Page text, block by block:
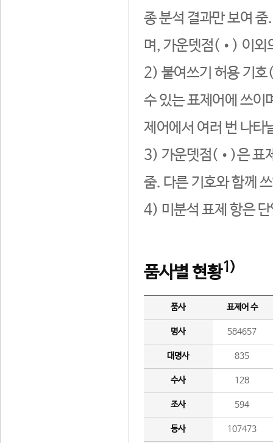
종 분석 결과만 보여
며, 가운뎃점(•) 이외
2) 붙여쓰기 허용 기호
수 있는 표제어에 쓰이
제어에서 여러 번 나타
3) 가운뎃점(•)은 표
줌. 다른 기호와 함께
4) 미분석 표제 항은
품사별 현황1)
품사 표제어 수
명사 584657
대명사 835
수사 128
조사 594
동사 107473